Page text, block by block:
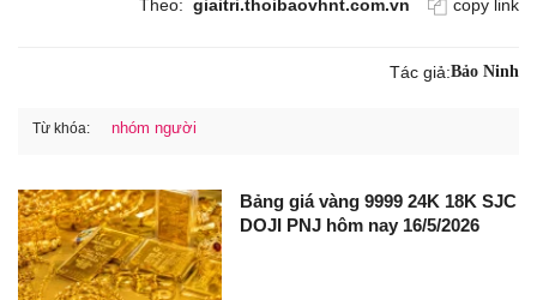
Theo: giaitri.thoibaovhnt.com.vn copy link
Tác giả:Bảo Ninh
Từ khóa: nhóm người
Bảng giá vàng 9999 24K 18K SJC
DOJI PNJ hôm nay 16/5/2026